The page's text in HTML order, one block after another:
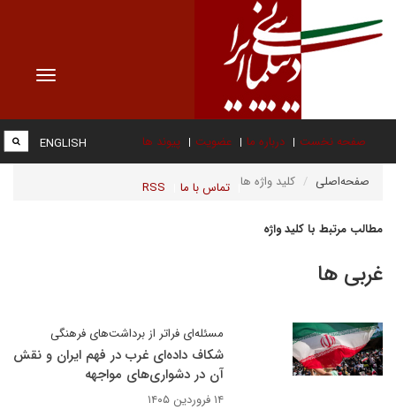
Toggle
صفحه نخست درباره ما عضویت پیوند ها
تماس با ما RSS
ENGLISH
صفحه‌اصلی کلید واژه ها
مطالب مرتبط با کلید واژه
غربی ها
مسئله‌ای فراتر از برداشت‌های فرهنگی
شکاف داده‌ای غرب در فهم ایران و نقش
آن در دشواری‌های مواجهه
۱۴ فروردین ۱۴۰۵